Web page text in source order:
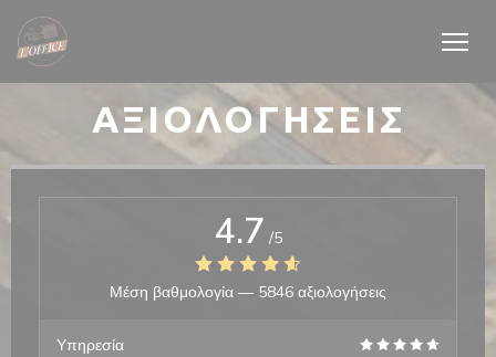
Πίνακας διαχείρισης "Μπισκότων" (Cookies)
ΑΞΙΟΛΟΓΉΣΕΙΣ
4.7 /5
Μέση βαθμολογία — 5846 αξιολογήσεις
Υπηρεσία